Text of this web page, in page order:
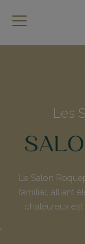
Les
Le Salon
familial, alliant
chaleureux